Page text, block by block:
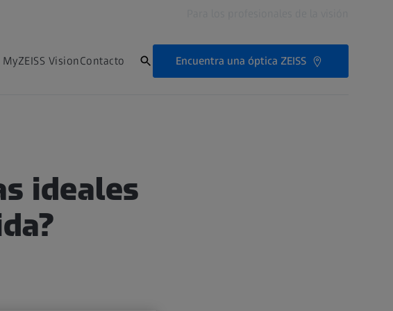
MyZEISS VisionContacto Encuentra una óptica ZEISS
ideales